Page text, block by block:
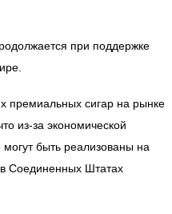
при поддержке
премиальных сигар на рынке
из-за экономической
быть реализованы на
Соединенных Штатах